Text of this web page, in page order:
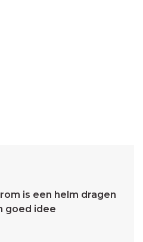
is een helm dragen
goed idee